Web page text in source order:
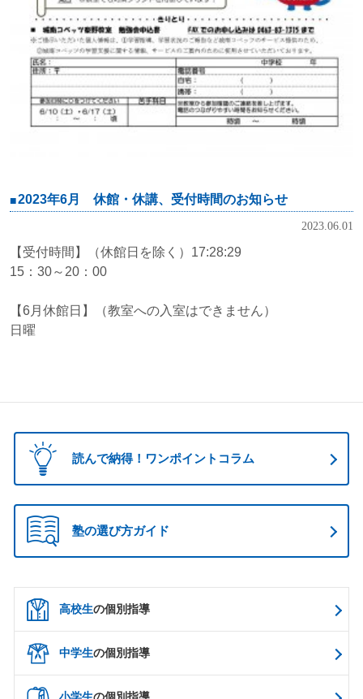
2023年6月 休館・休講、受付時間のお知らせ
2023.06.01
【受付時間】（休館日を除く）17:28:29
15：30～20：00
【6月休館日】（教室への入室はできません）
日曜
読んで納得！ワンポイントコラム
塾の選び方ガイド
高校生の個別指導
中学生の個別指導